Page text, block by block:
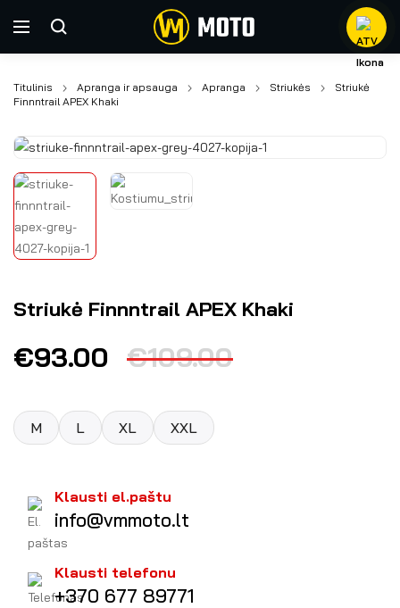
Titulinis Apranga ir apsauga Apranga Striukės
Striukė
Finnntrail APEX Khaki
Striukė Finnntrail APEX Khaki
€109.00
€93.00
M L XL XXL
Klausti el.paštu
info@vmmoto.lt
Klausti telefonu
+370 677 89771